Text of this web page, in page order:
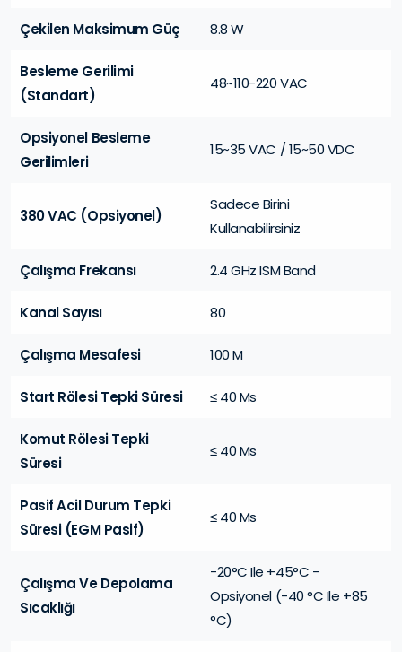
Çekilen Maksimum Güç 8.8 W
Besleme Gerilimi
(Standart)
48~110-220 VAC
Opsiyonel Besleme
Gerilimleri
15~35 VAC / 15~50 VDC
380 VAC (Opsiyonel)
Sadece Birini
Kullanabilirsiniz
Çalışma Frekansı 2.4 GHz ISM Band
Kanal Sayısı 80
Çalışma Mesafesi 100 M
Start Rölesi Tepki Süresi ≤ 40 Ms
Komut Rölesi Tepki
Süresi
≤ 40 Ms
Pasif Acil Durum Tepki
Süresi (EGM Pasif)
≤ 40 Ms
Çalışma Ve Depolama
Sıcaklığı
-20°C Ile +45°C -
Opsiyonel (-40 °C Ile +85
°C)